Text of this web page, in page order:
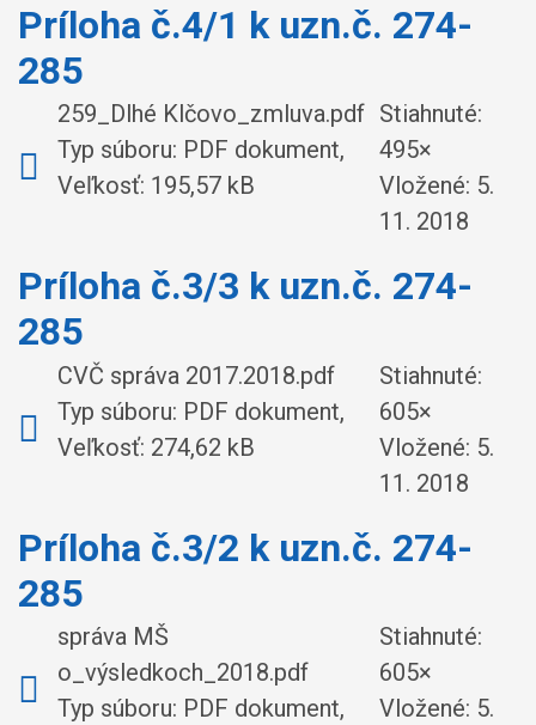
Príloha č.4/1 k uzn.č. 274-
285
259_Dlhé Klčovo_zmluva.pdf
Typ súboru: PDF dokument,
Veľkosť: 195,57 kB
Stiahnuté:
495×
Vložené: 5.
11. 2018
Príloha č.3/3 k uzn.č. 274-
285
CVČ správa 2017.2018.pdf
Typ súboru: PDF dokument,
Veľkosť: 274,62 kB
Stiahnuté:
605×
Vložené: 5.
11. 2018
Príloha č.3/2 k uzn.č. 274-
285
správa MŠ
o_výsledkoch_2018.pdf
Typ súboru: PDF dokument,
Stiahnuté:
605×
Vložené: 5.